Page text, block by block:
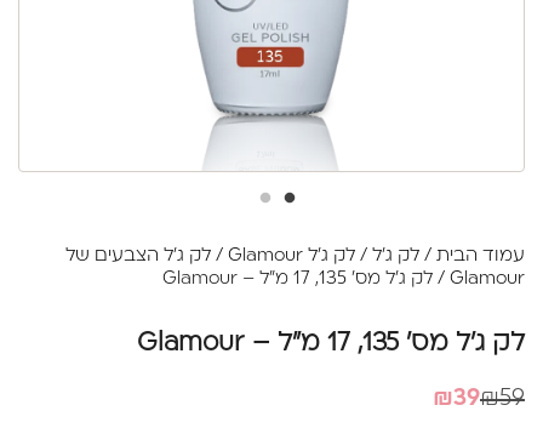
עמוד הבית / לק ג'ל / לק ג'ל Glamour / לק ג'ל הצבעים של
Glamour / לק ג'ל מס' 135, 17 מ"ל – Glamour
לק ג'ל מס' 135, 17 מ"ל – Glamour
₪59
המחיר₪39
המחיר